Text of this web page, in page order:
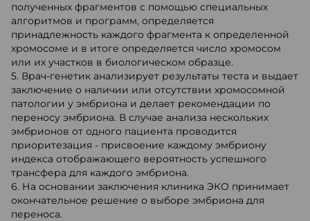
полученных фрагментов с помощью специальных
алгоритмов и программ, определяется
принадлежность каждого фрагмента к определенной
хромосоме и в итоге определяется число хромосом
или их участков в биологическом образце.
5. Врач-генетик анализирует результаты теста и выдает
заключение о наличии или отсутствии хромосомной
патологии у эмбриона и делает рекомендации по
переносу эмбриона. В случае анализа нескольких
эмбрионов от одного пациента проводится
приоритезация - присвоение каждому эмбриону
индекса отображающего вероятность успешного
трансфера для каждого эмбриона.
6. На основании заключения клиника ЭКО принимает
окончательное решение о выборе эмбриона для
переноса.